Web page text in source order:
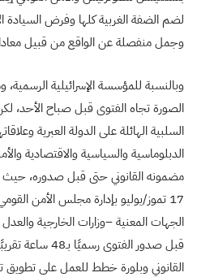
لضم الضفة الغربية كلها وفرض السيادة
وجمل منفصلة عن الواقع من قبيل
وبالنسبة للمؤسسة الإسرائيلية
الصورة تجاه الفتوى قبل صباح الأحد،
السلبية الهائلة على الدولة العبرية
الدبلوماسية والسياسية والاقتصادية
مضمونه القانوني حتى قبل صدوره، حيث
17 تموز/يوليو بإدارة مجلس الأمن
الجهات المعنية –وزارات الخارجية
قبل صدور
القانوني وبلورة خطط للعمل على تطويق